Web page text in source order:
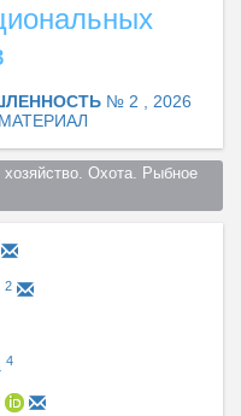
№ 2 , 2026
Охота. Рыбное
2
4